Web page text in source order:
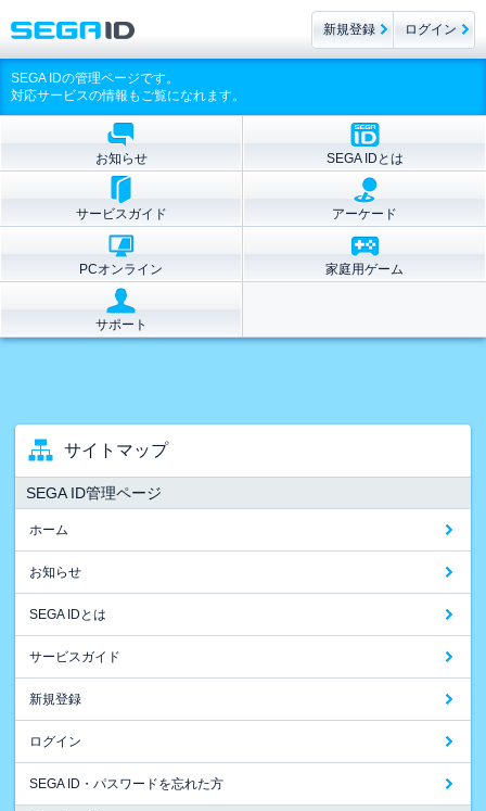
SEGA IDの管理ページです。
対応サービスの情報もご覧になれます。
お知らせ SEGA IDとは
サービスガイド アーケード
PCオンライン 家庭用ゲーム
サポート
サイトマップ
SEGA ID管理ページ
ホーム
お知らせ
SEGA IDとは
サービスガイド
新規登録
ログイン
SEGA ID・パスワードを忘れた方
新規登録 ログイン